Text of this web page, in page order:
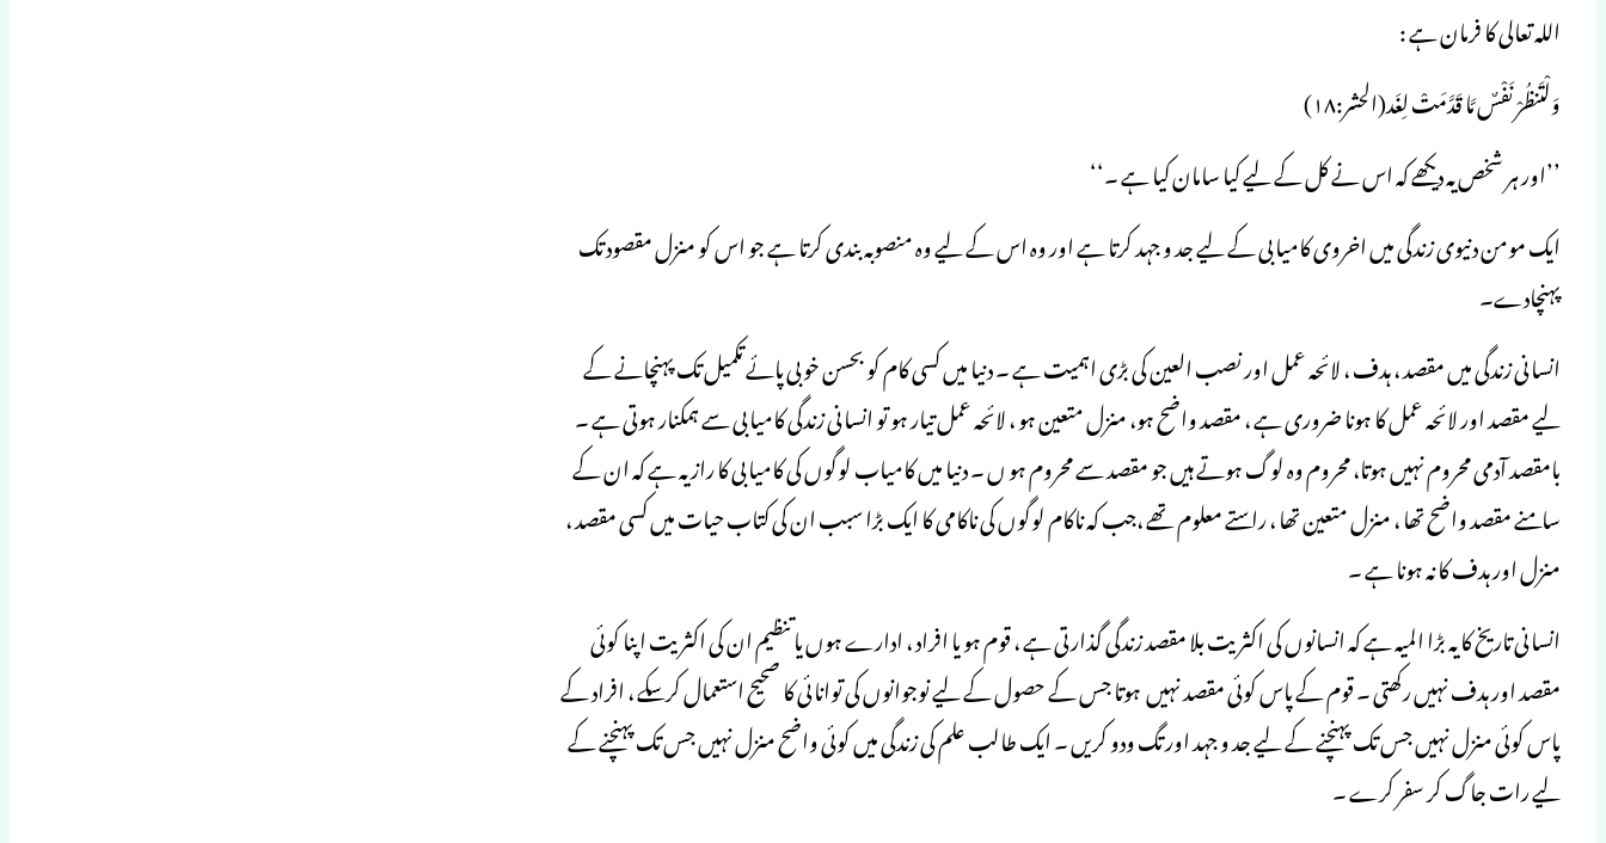
اللہ تعالی کا فرمان ہے :
وَلْتَنظُرْ نَفْسٌ مَّا قَدَّمَتْ لِغَد(الحشر:۱۸)
’’اور ہر شخص یہ دیکھے کہ اس نے کل کے لیے کیا سامان کیا ہے ۔‘‘
ایک مومن دنیوی زندگی میں اخروی کامیابی کے لیے جد و جہد کرتا ہے اور وہ اس کے لیے وہ منصوبہ بندی کرتا ہے جو اس کو منزل مقصود تک
پہنچادے۔
انسانی زندگی میں مقصد ، ہدف ، لائحہ عمل اور نصب العین کی بڑی اہمیت ہے ۔ دنیا میں کسی کام کو بحسن خوبی پائے تکمیل تک پہنچانے کے
لیے مقصد اور لائحہ عمل کا ہونا ضروری ہے ، مقصد واضح ہو، منزل متعین ہو ، لائحہ عمل تیار ہو تو انسانی زندگی کامیابی سے ہمکنار ہوتی ہے ۔
بامقصد آدمی محروم نہیں ہوتا، محروم وہ لوگ ہوتے ہیں جو مقصد سے محروم ہو ں ۔ دنیا میں کامیاب لوگوں کی کامیابی کا راز یہ ہے کہ ان کے
سامنے مقصد واضح تھا ، منزل متعین تھا ، راستے معلوم تھے ،جب کہ ناکام لوگوں کی ناکامی کا ایک بڑا سبب ان کی کتاب حیات میں کسی مقصد ،
منزل اور ہدف کا نہ ہونا ہے ۔
انسانی تاریخ کا یہ بڑا المیہ ہے کہ انسانوں کی اکثریت بلا مقصد زندگی گذارتی ہے ، قوم ہو یا افراد ، ادارے ہوں یا تنظیم ان کی اکثریت اپنا کوئی
مقصد اور ہدف نہیں رکھتی ۔ قوم کے پاس کوئی مقصد نہیں ہوتا جس کے حصول کے لیے نوجوانوں کی توانائی کا صحیح استعمال کرسکے ، افراد کے
پاس کوئی منزل نہیں جس تک پہنچنے کے لیے جد و جہد اور تگ ودو کریں ۔ ایک طالب علم کی زندگی میں کوئی واضح منزل نہیں جس تک پہنچنے کے
لیے رات جاگ کر سفر کرے ۔